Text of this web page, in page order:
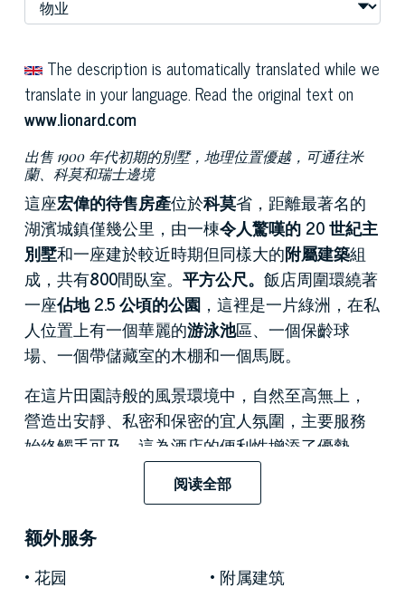
The description is automatically translated while we
translate in your language. Read the original text on
www.lionard.com
出售 1900 年代初期的別墅，地理位置優越，可通往米
蘭、科莫和瑞士邊境
這座宏偉的待售房產位於科莫省，距離最著名的
湖濱城鎮僅幾公里，由一棟令人驚嘆的 20 世紀主
別墅和一座建於較近時期但同樣大的附屬建築組
成，共有800間臥室。 平方公尺。 飯店周圍環繞著
一座佔地 2.5 公頃的公園 ，這裡是一片綠洲，在私
人位置上有一個華麗的游泳池區、一個保齡球
場、一個帶儲藏室的木棚和一個馬厩。
在這片田園詩般的風景環境中，自然至高無上，
營造出安靜、私密和保密的宜人氛圍，主要服務
始終觸手可及，這為酒店的便利性增添了優勢，
這增加了該酒店戰略位置所帶來的諸多優勢，非
常適合到達僅需半小時即可到達
米蘭
國際機場馬爾彭薩，
境。附近還有一個體育俱樂部，設有游泳池、網
球場、馬術中心和餐廳。
阅读全部
额外服务
花园
附属建筑